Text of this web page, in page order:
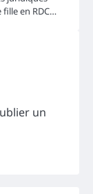
en RDC…
un